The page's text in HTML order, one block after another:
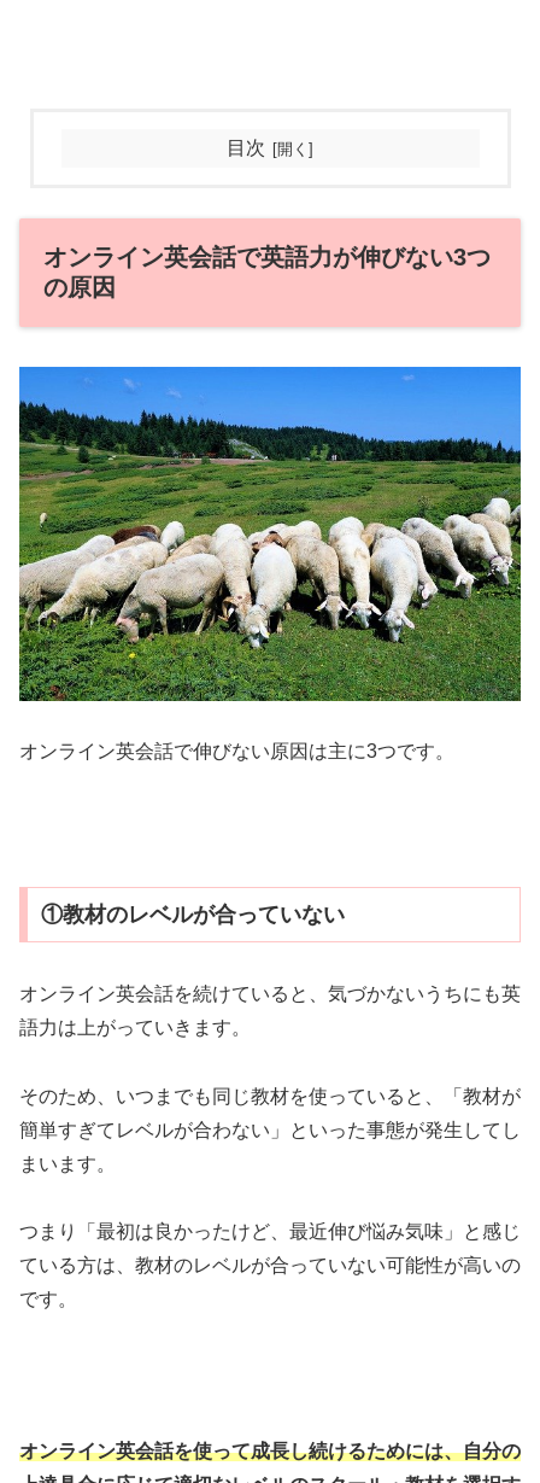
目次
オンライン英会話で英語力が伸びない3つ
の原因
オンライン英会話で伸びない原因は主に3つです。
①教材のレベルが合っていない
オンライン英会話を続けていると、気づかないうちにも英
語力は上がっていきます。
そのため、いつまでも同じ教材を使っていると、「教材が
簡単すぎてレベルが合わない」といった事態が発生してし
まいます。
つまり「最初は良かったけど、最近伸び悩み気味」と感じ
ている方は、教材のレベルが合っていない可能性が高いの
です。
オンライン英会話を使って成長し続けるためには、自分の